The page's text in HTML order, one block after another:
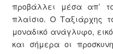
προβάλλει μέσα απ’
πλαίσιο. Ο Ταξιάρχης
μοναδικό ανάγλυφο,
και σήμερα οι